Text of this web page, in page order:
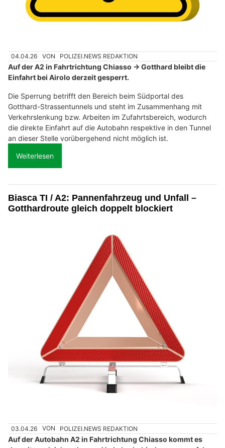
04.04.26 VON POLIZEI.NEWS REDAKTION
Auf der A2 in Fahrtrichtung Chiasso → Gotthard bleibt die
Einfahrt bei Airolo derzeit gesperrt.
Die Sperrung betrifft den Bereich beim Südportal des
Gotthard-Strassentunnels und steht im Zusammenhang mit
Verkehrslenkung bzw. Arbeiten im Zufahrtsbereich, wodurch
die direkte Einfahrt auf die Autobahn respektive in den Tunnel
an dieser Stelle vorübergehend nicht möglich ist.
Weiterlesen
Biasca TI / A2: Pannenfahrzeug und Unfall –
Gotthardroute gleich doppelt blockiert
03.04.26 VON POLIZEI.NEWS REDAKTION
Auf der Autobahn A2 in Fahrtrichtung Chiasso kommt es